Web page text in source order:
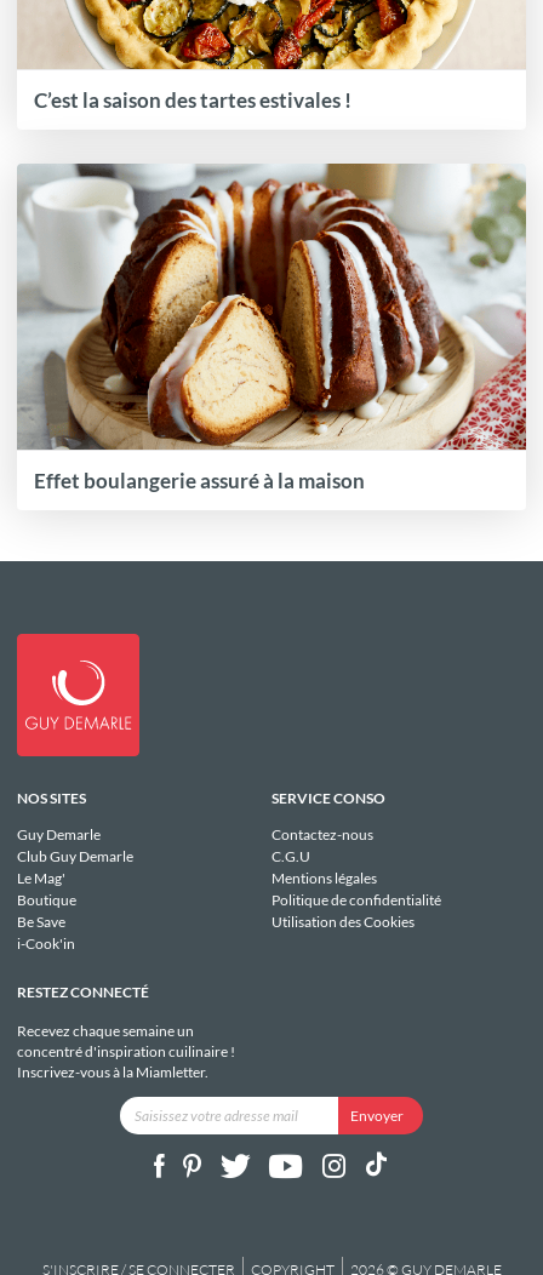
C’est la saison des tartes estivales !
Effet boulangerie assuré à la maison
NOS SITES
Guy Demarle
Club Guy Demarle
Le Mag'
Boutique
Be Save
i-Cook'in
SERVICE CONSO
Contactez-nous
C.G.U
Mentions légales
Politique de confidentialité
Utilisation des Cookies
RESTEZ CONNECTÉ
Recevez chaque semaine un
concentré d'inspiration cuilinaire !
Inscrivez-vous à la Miamletter.
S'INSCRIRE / SE CONNECTER COPYRIGHT 2026 © GUY DEMARLE